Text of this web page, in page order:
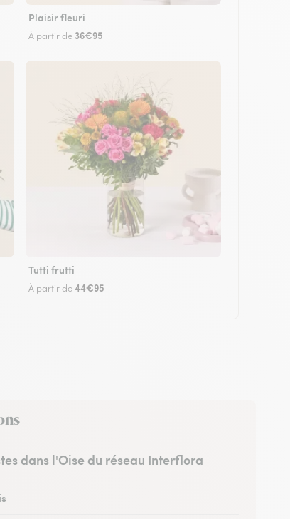
Plaisir fleuri
À partir de 36€95
Tutti frutti
À partir de44€95
dans l'Oise du réseau Interflora